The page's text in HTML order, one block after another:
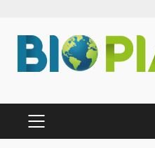
Inhalt
springen
PRIMÄRES
MENÜ